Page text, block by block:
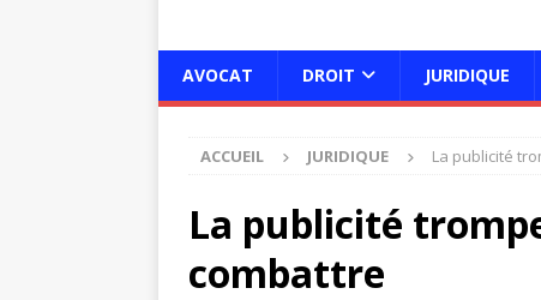
AVOCAT DROIT JURIDIQUE
ACCUEIL JURIDIQUE La publicité
La publicité
combattre